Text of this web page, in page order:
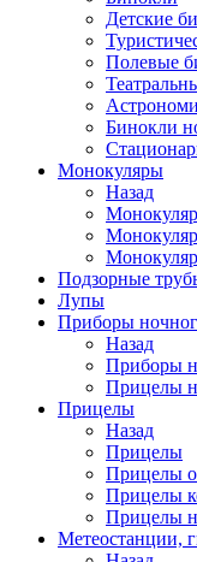
Детские
Полевые
Бинокли
Монокуляры
Назад
Подзорные
Лупы
Приборы
Назад
Приборы
Прицелы
Прицелы
Назад
Прицелы
Прицелы
Прицелы
Прицелы
Метеостанции,